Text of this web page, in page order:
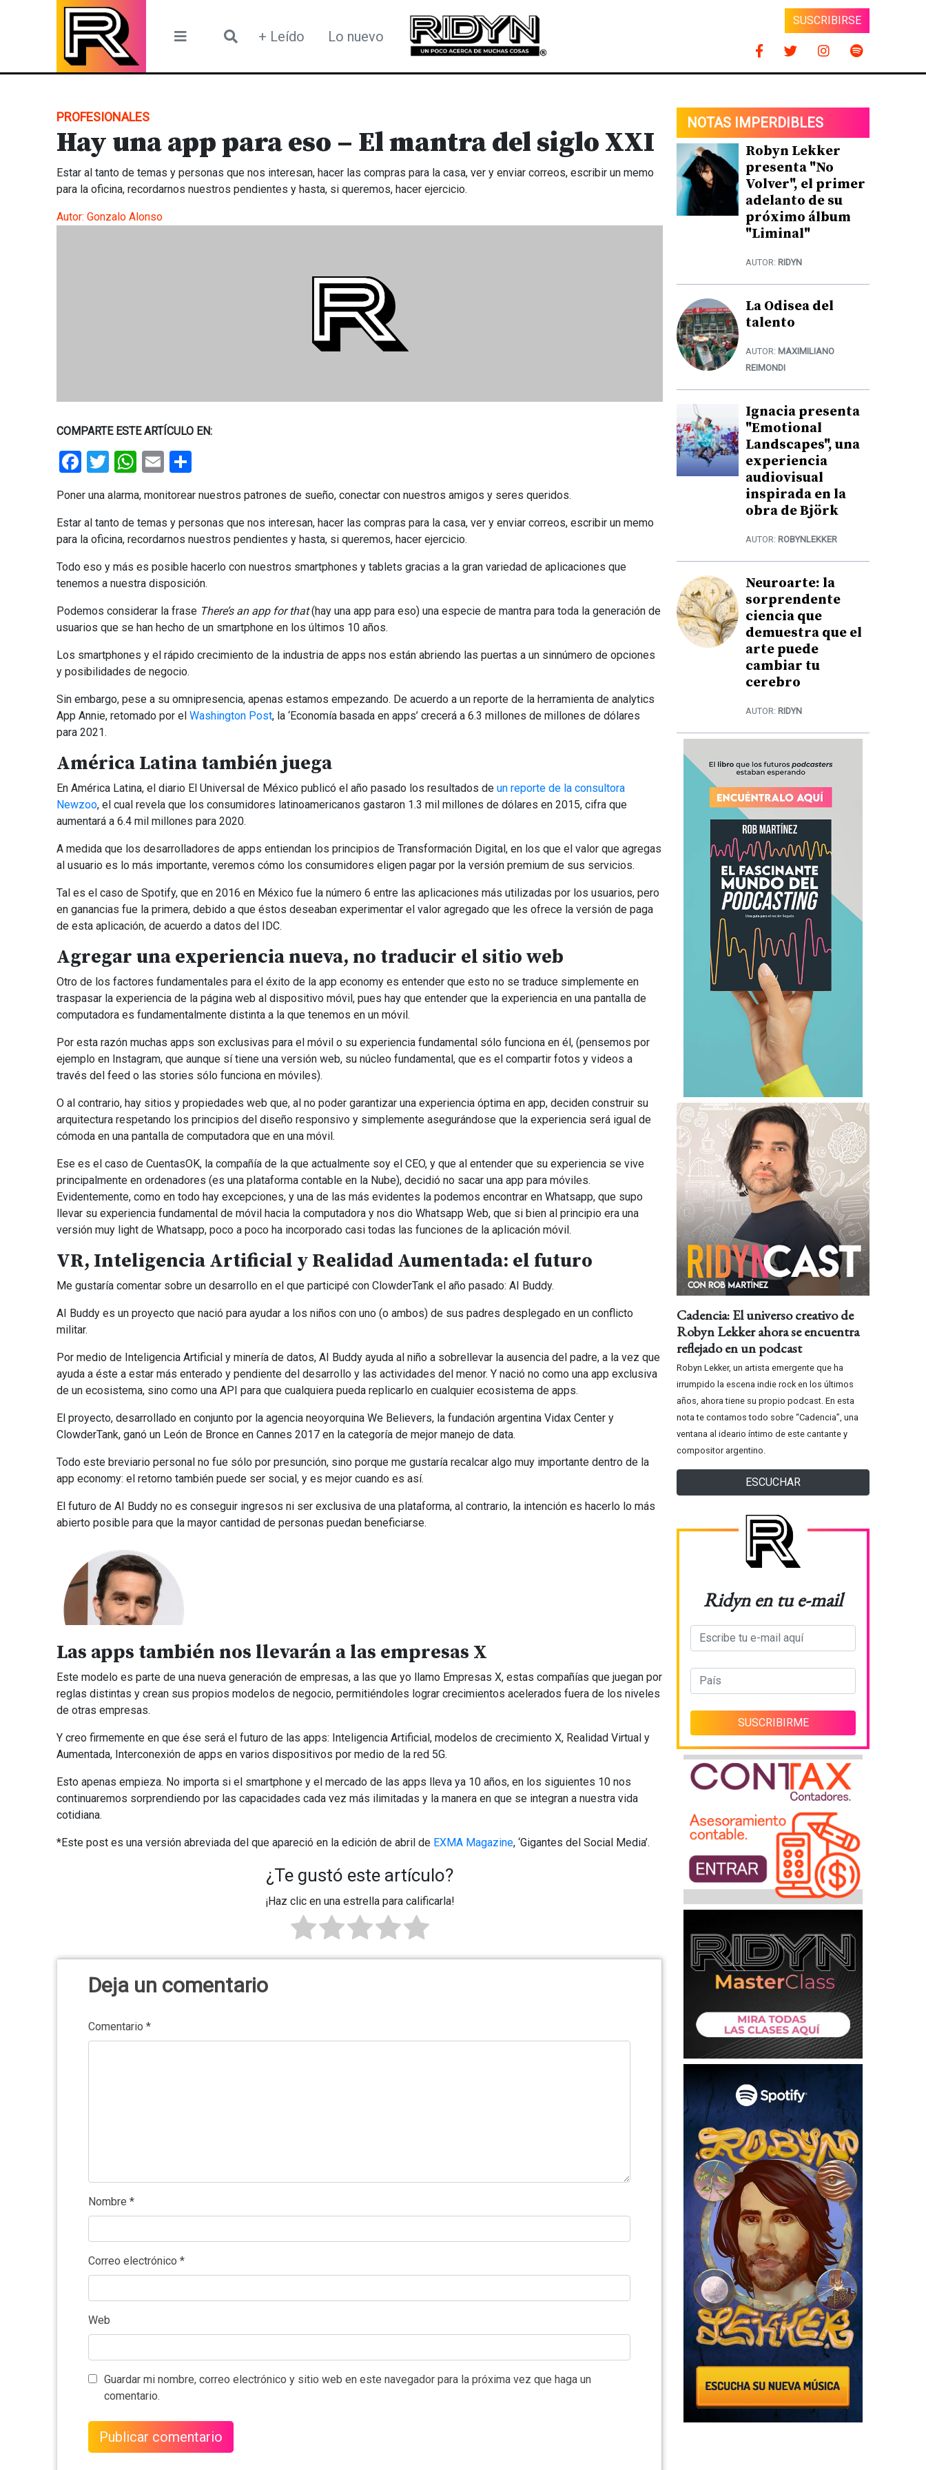
+ Leído Lo nuevo
SUSCRIBIRSE
PROFESIONALES
Hay una app para eso – El mantra del siglo XXI
Estar al tanto de temas y personas que nos interesan, hacer las compras para la casa, ver y enviar correos, escribir un memo
para la oficina, recordarnos nuestros pendientes y hasta, si queremos, hacer ejercicio.
Autor: Gonzalo Alonso
COMPARTE ESTE ARTÍCULO EN:
Facebook
Twitter
WhatsApp
Email
Poner una alarma, monitorear nuestros patrones de sueño, conectar con nuestros amigos y seres queridos.
Estar al tanto de temas y personas que nos interesan, hacer las compras para la casa, ver y enviar correos, escribir un memo
para la oficina, recordarnos nuestros pendientes y hasta, si queremos, hacer ejercicio.
Todo eso y más es posible hacerlo con nuestros smartphones y tablets gracias a la gran variedad de aplicaciones que
tenemos a nuestra disposición.
Podemos considerar la frase There’s an app for that(hay una app para eso) una especie de mantra para toda la generación de
usuarios que se han hecho de un smartphone en los últimos 10 años.
Los smartphones y el rápido crecimiento de la industria de apps nos están abriendo las puertas a un sinnúmero de opciones
y posibilidades de negocio.
Sin embargo, pese a su omnipresencia, apenas estamos empezando. De acuerdo a un reporte de la herramienta de analytics
App Annie, retomado por el Washington Post, la ‘Economía basada en apps’ crecerá a 6.3 millones de millones de dólares
para 2021.
América Latina también juega
En América Latina, el diario El Universal de México publicó el año pasado los resultados de un reporte de la consultora
Newzoo, el cual revela que los consumidores latinoamericanos gastaron 1.3 mil millones de dólares en 2015, cifra que
aumentará a 6.4 mil millones para 2020.
A medida que los desarrolladores de apps entiendan los principios de Transformación Digital, en los que el valor que agregas
al usuario es lo más importante, veremos cómo los consumidores eligen pagar por la versión premium de sus servicios.
Tal es el caso de Spotify, que en 2016 en México fue la número 6 entre las aplicaciones más utilizadas por los usuarios, pero
en ganancias fue la primera, debido a que éstos deseaban experimentar el valor agregado que les ofrece la versión de paga
de esta aplicación, de acuerdo a datos del IDC.
Agregar una experiencia nueva, no traducir el sitio web
Otro de los factores fundamentales para el éxito de la app economy es entender que esto no se traduce simplemente en
traspasar la experiencia de la página web al dispositivo móvil, pues hay que entender que la experiencia en una pantalla de
computadora es fundamentalmente distinta a la que tenemos en un móvil.
Por esta razón muchas apps son exclusivas para el móvil o su experiencia fundamental sólo funciona en él, (pensemos por
ejemplo en Instagram, que aunque sí tiene una versión web, su núcleo fundamental, que es el compartir fotos y videos a
través del feed o las stories sólo funciona en móviles).
O al contrario, hay sitios y propiedades web que, al no poder garantizar una experiencia óptima en app, deciden construir su
arquitectura respetando los principios del diseño responsivo y simplemente asegurándose que la experiencia será igual de
cómoda en una pantalla de computadora que en una móvil.
Ese es el caso de CuentasOK, la compañía de la que actualmente soy el CEO, y que al entender que su experiencia se vive
principalmente en ordenadores (es una plataforma contable en la Nube), decidió no sacar una app para móviles.
Evidentemente, como en todo hay excepciones, y una de las más evidentes la podemos encontrar en Whatsapp, que supo
llevar su experiencia fundamental de móvil hacia la computadora y nos dio Whatsapp Web, que si bien al principio era una
versión muy light de Whatsapp, poco a poco ha incorporado casi todas las funciones de la aplicación móvil.
VR, Inteligencia Artificial y Realidad Aumentada: el futuro
Me gustaría comentar sobre un desarrollo en el que participé con ClowderTank el año pasado: AI Buddy.
AI Buddy es un proyecto que nació para ayudar a los niños con uno (o ambos) de sus padres desplegado en un conflicto
militar.
Por medio de Inteligencia Artificial y minería de datos, AI Buddy ayuda al niño a sobrellevar la ausencia del padre, a la vez que
ayuda a éste a estar más enterado y pendiente del desarrollo y las actividades del menor. Y nació no como una app exclusiva
de un ecosistema, sino como una API para que cualquiera pueda replicarlo en cualquier ecosistema de apps.
El proyecto, desarrollado en conjunto por la agencia neoyorquina We Believers, la fundación argentina Vidax Center y
ClowderTank, ganó un León de Bronce en Cannes 2017 en la categoría de mejor manejo de data.
Todo este breviario personal no fue sólo por presunción, sino porque me gustaría recalcar algo muy importante dentro de la
app economy: el retorno también puede ser social, y es mejor cuando es así.
El futuro de AI Buddy no es conseguir ingresos ni ser exclusiva de una plataforma, al contrario, la intención es hacerlo lo más
abierto posible para que la mayor cantidad de personas puedan beneficiarse.
Las apps también nos llevarán a las empresas X
Este modelo es parte de una nueva generación de empresas, a las que yo llamo Empresas X, estas compañías que juegan por
reglas distintas y crean sus propios modelos de negocio, permitiéndoles lograr crecimientos acelerados fuera de los niveles
de otras empresas.
Y creo firmemente en que ése será el futuro de las apps: Inteligencia Artificial, modelos de crecimiento X, Realidad Virtual y
Aumentada, Interconexión de apps en varios dispositivos por medio de la red 5G.
Esto apenas empieza. No importa si el smartphone y el mercado de las apps lleva ya 10 años, en los siguientes 10 nos
continuaremos sorprendiendo por las capacidades cada vez más ilimitadas y la manera en que se integran a nuestra vida
cotidiana.
*Este post es una versión abreviada del que apareció en la edición de abril de EXMA Magazine, ‘Gigantes del Social Media’.
¿Te gustó este artículo?
¡Haz clic en una estrella para calificarla!
Deja un comentario
Comentario *
Nombre *
Correo electrónico *
Web
Guardar mi nombre, correo electrónico y sitio web en este navegador para la próxima vez que haga un
comentario.
NOTAS IMPERDIBLES
Robyn Lekker
presenta "No
Volver", el primer
adelanto de su
próximo álbum
"Liminal"
AUTOR: RIDYN
La Odisea del
talento
AUTOR: MAXIMILIANO
REIMONDI
Ignacia presenta
"Emotional
Landscapes", una
experiencia
audiovisual
inspirada en la
obra de Björk
AUTOR: ROBYNLEKKER
Neuroarte: la
sorprendente
ciencia que
demuestra que el
arte puede
cambiar tu
cerebro
AUTOR: RIDYN
Cadencia: El universo creativo de
Robyn Lekker ahora se encuentra
reflejado en un podcast
Robyn Lekker, un artista emergente que ha
irrumpido la escena indie rock en los últimos
años, ahora tiene su propio podcast. En esta
nota te contamos todo sobre “Cadencia”, una
ventana al ideario íntimo de este cantante y
compositor argentino.
ESCUCHAR
Ridyn en tu e-mail